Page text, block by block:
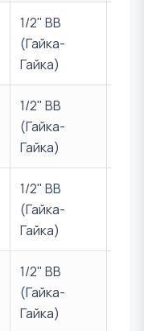
1/2" ВВ
(Гайка-
Гайка)
1/2" ВВ
(Гайка-
Гайка)
1/2" ВВ
(Гайка-
Гайка)
1/2" ВВ
(Гайка-
Гайка)